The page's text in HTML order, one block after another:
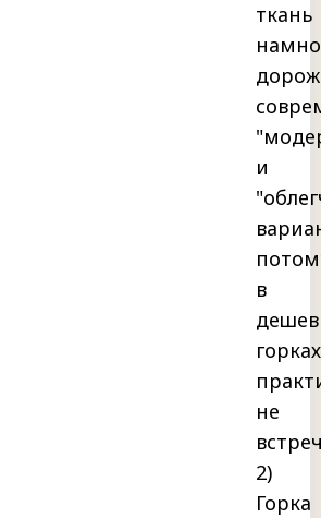
ткань
и
в
горках
не
2)
Горка